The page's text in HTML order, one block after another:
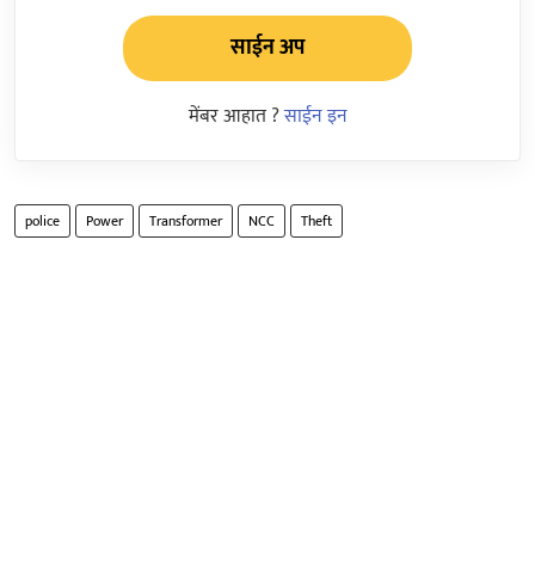
साईन अप
मेंबर आहात ?साईन इन
police Power Transformer NCC Theft